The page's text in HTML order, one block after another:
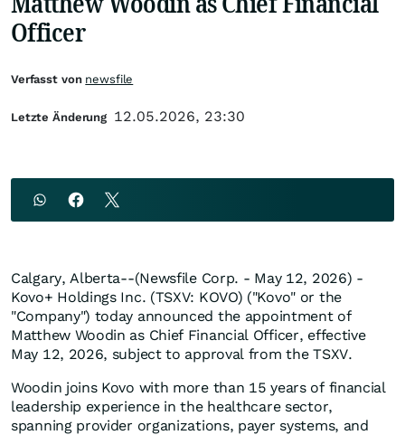
Officer
Calgary, Alberta--(Newsfile Corp. - May 12, 2026) -
Kovo+ Holdings Inc. (TSXV: KOVO) ("Kovo" or the
"Company") today announced the appointment of
Matthew Woodin as Chief Financial Officer, effective
May 12, 2026, subject to approval from the TSXV.
Woodin joins Kovo with more than 15 years of financial
leadership experience in the healthcare sector,
spanning provider organizations, payer systems, and
Verfasst von newsfile
Letzte Änderung 12.05.2026, 23:30